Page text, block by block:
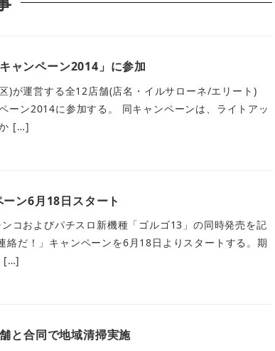
ャンペーン2014」に参加
)が運営する全12店舗(店名・イルサローネ/エリート)
ーン2014に参加する。 同キャンペーンは、ライトアッ
か […]
ン6月18日スタート
コおよびパチスロ新機種「ゴルゴ13」の同時発売を記
だ！」キャンペーンを6月18日よりスタートする。期
[…]
と合同で地域清掃実施